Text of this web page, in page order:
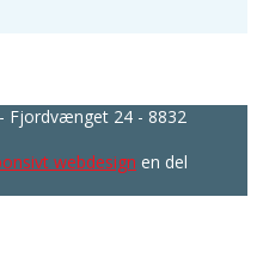
Fjordvænget 24 - 8832
webdesign en del